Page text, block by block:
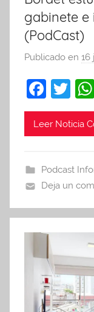
gabinete e
(PodCast)
Publicado en 16
F
a
c
b
o
o
k
T
w
itt
Leer Noticia
Podcast
Deja un